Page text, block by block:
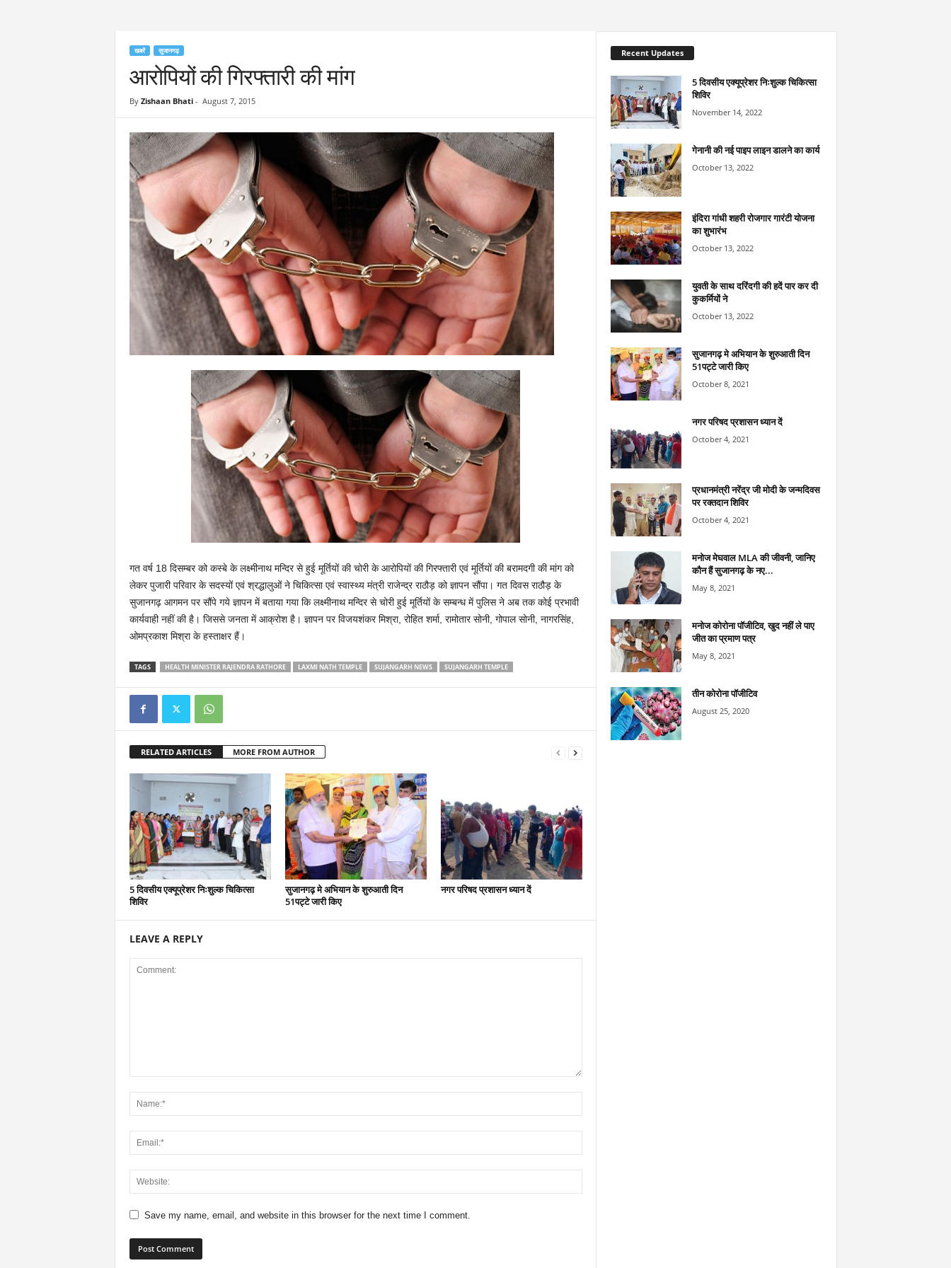
खबरें सुजानगढ़
आरोपियों की गिरफ्तारी की मांग
By Zishaan Bhati- August 7, 2015
गत वर्ष 18 दिसम्बर को कस्बे के लक्ष्मीनाथ मन्दिर से हुई मूर्तियों की चोरी के आरोपियों की गिरफ्तारी एवं मूर्तियों की बरामदगी की मांग को
लेकर पुजारी परिवार के सदस्यों एवं श्रद्धालुओं ने चिकित्सा एवं स्वास्थ्य मंत्री राजेन्द्र राठौड़ को ज्ञापन सौंपा। गत दिवस राठौड़ के
सुजानगढ़ आगमन पर सौंपे गये ज्ञापन में बताया गया कि लक्ष्मीनाथ मन्दिर से चोरी हुई मूर्तियों के सम्बन्ध में पुलिस ने अब तक कोई प्रभावी
कार्यवाही नहीं की है। जिससे जनता में आक्रोश है। ज्ञापन पर विजयशंकर मिश्रा, रोहित शर्मा, रामोतार सोनी, गोपाल सोनी, नागरसिंह,
ओमप्रकाश मिश्रा के हस्ताक्षर हैं।
TAGS HEALTH MINISTER RAJENDRA RATHORE LAXMI NATH TEMPLE SUJANGARH NEWS SUJANGARH TEMPLE
RELATED ARTICLES MORE FROM AUTHOR
5 दिवसीय एक्यूप्रेशर निःशुल्क चिकित्सा
शिविर
सुजानगढ़ मे अभियान के शुरुआती दिन
51पट्टे जारी किए
नगर परिषद प्रशासन ध्यान दें
LEAVE A REPLY
Save my name, email, and website in this browser for the next time I comment.
Recent Updates
5 दिवसीय एक्यूप्रेशर निःशुल्क चिकित्सा
शिविर
November 14, 2022
गेनानी की नई पाइप लाइन डालने का कार्य
October 13, 2022
इंदिरा गांधी शहरी रोजगार गारंटी योजना
का शुभारंभ
October 13, 2022
युवती के साथ दरिंदगी की हदें पार कर दी
कुकर्मियों ने
October 13, 2022
सुजानगढ़ मे अभियान के शुरुआती दिन
51पट्टे जारी किए
October 8, 2021
नगर परिषद प्रशासन ध्यान दें
October 4, 2021
प्रधानमंत्री नरेंद्र जी मोदी के जन्मदिवस
पर रक्तदान शिविर
October 4, 2021
मनोज मेघवाल MLA की जीवनी, जानिए
कौन हैं सुजानगढ़ के नए...
May 8, 2021
मनोज कोरोना पॉजीटिव, खुद नहीं ले पाए
जीत का प्रमाण पत्र
May 8, 2021
तीन कोरोना पॉजीटिव
August 25, 2020